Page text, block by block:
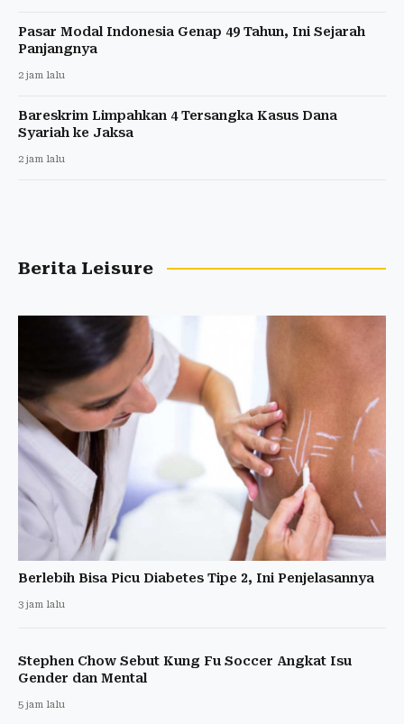
Pasar Modal Indonesia Genap 49 Tahun, Ini Sejarah
Panjangnya
2 jam lalu
Bareskrim Limpahkan 4 Tersangka Kasus Dana
Syariah ke Jaksa
2 jam lalu
Berita Leisure
Berlebih Bisa Picu Diabetes Tipe 2, Ini Penjelasannya
3 jam lalu
Stephen Chow Sebut Kung Fu Soccer Angkat Isu
Gender dan Mental
5 jam lalu